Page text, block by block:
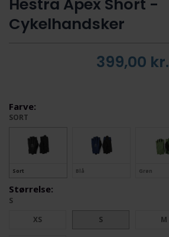
Cykelhandsker
399,00 kr.
Farve:
SORT
Sort Blå Grøn
Størrelse:
S
XS
S M